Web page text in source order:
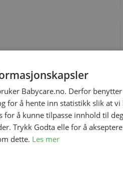
selv. Sammen med
virkelig er tilpasser behovene
å holde for babyer med
Babycare.no. Derfor
for å hente inn statistikk slik at vi
for å kunne tilpasse innhold til
Trykk Godta elle for å
dette. Les mer